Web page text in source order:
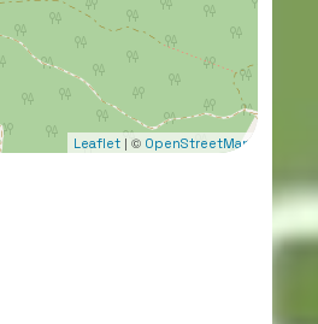
Leaflet | © OpenStreetMap